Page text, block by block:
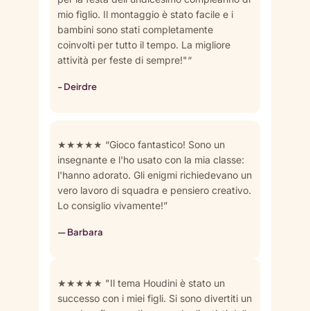
mio figlio. Il montaggio è stato facile e i
bambini sono stati completamente
coinvolti per tutto il tempo. La migliore
attività per feste di sempre!"“
- Deirdre
★★★★★ “Gioco fantastico! Sono un
insegnante e l'ho usato con la mia classe:
l'hanno adorato. Gli enigmi richiedevano un
vero lavoro di squadra e pensiero creativo.
Lo consiglio vivamente!”
— Barbara
★★★★★ "Il tema Houdini è stato un
successo con i miei figli. Si sono divertiti un